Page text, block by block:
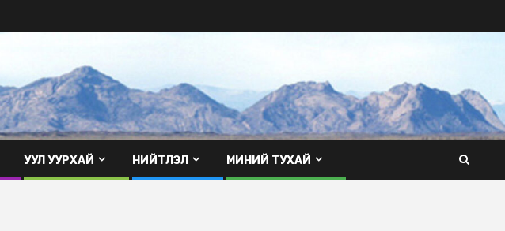
УУЛ УУРХАЙ НИЙТЛЭЛ МИНИЙ ТУХАЙ